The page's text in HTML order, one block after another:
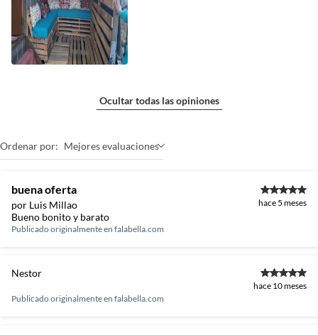
Ocultar todas las opiniones
Ordenar por: Mejores evaluaciones
buena oferta
por Luis Millao hace 5 meses
Bueno bonito y barato
Publicado originalmente en falabella.com
Nestor
hace 10 meses
Publicado originalmente en falabella.com